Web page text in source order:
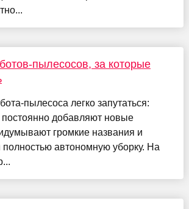
пылесосов, за которые
пылесоса легко запутаться:
постоянно добавляют новые
громкие названия и
автономную уборку. На